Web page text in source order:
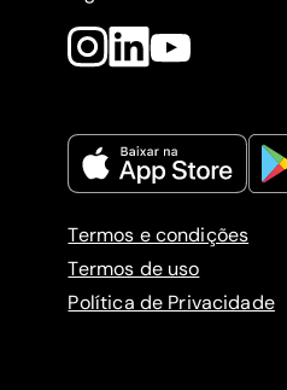
Termos e condições
Termos de uso
Política de Privacidade